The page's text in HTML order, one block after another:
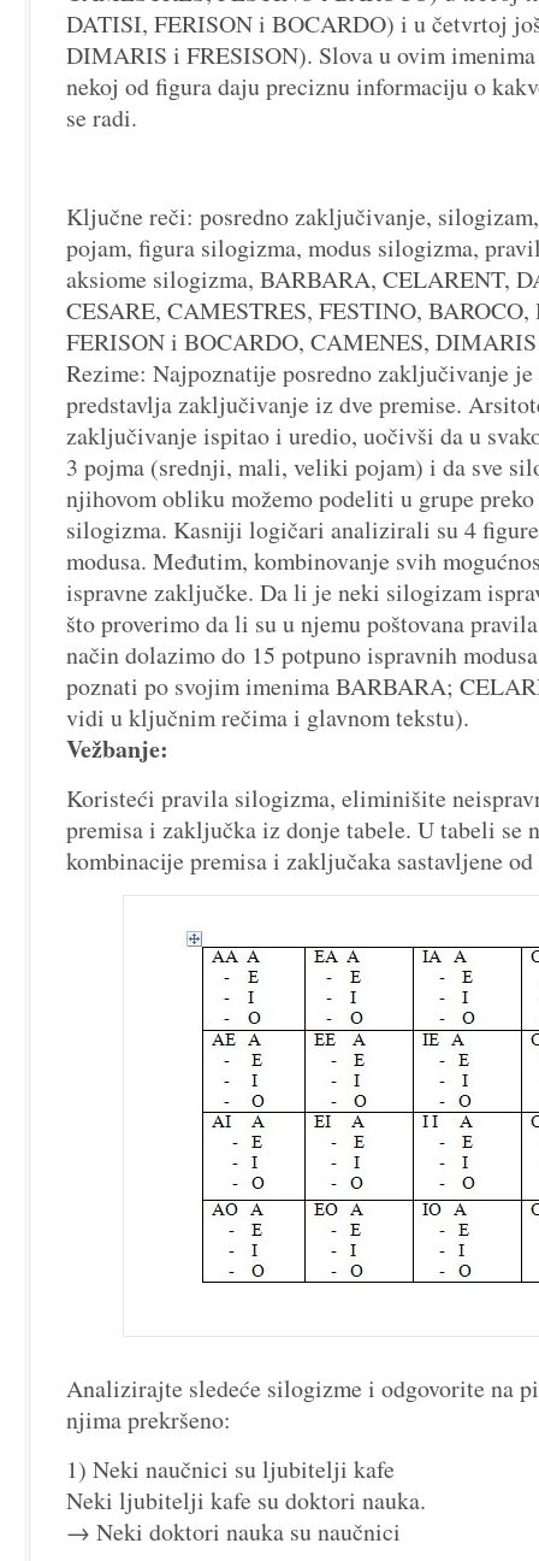
DATISI, FERISON i BOCARDO) i u četvrtoj
DIMARIS i FRESISON). Slova u ovim
nekoj od figura daju preciznu informaciju o
se radi.
Ključne reči: posredno zaključivanje,
pojam, figura silogizma, modus silogizma,
aksiome silogizma, BARBARA, CELARENT,
CESARE, CAMESTRES, FESTINO,
FERISON i BOCARDO, CAMENES,
Rezime: Najpoznatije posredno zaključivanje
predstavlja zaključivanje iz dve premise.
zaključivanje ispitao i uredio, uočivši da u
3 pojma (srednji, mali, veliki pojam) i da sve
njihovom obliku možemo podeliti u grupe
silogizma. Kasniji logičari analizirali su 4
modusa. Međutim, kombinovanje svih
ispravne zaključke. Da li je neki silogizam
što proverimo da li su u njemu poštovana
način dolazimo do 15 potpuno ispravnih
poznati po svojim imenima BARBARA;
vidi u ključnim rečima i glavnom tekstu).
Vežbanje:
Koristeći pravila silogizma, eliminišite
premisa i zaključka iz donje tabele. U tabeli se
kombinacije premisa i zaključaka sastavljene
Analizirajte sledeće silogizme i odgovorite na
njima prekršeno:
1) Neki naučnici su ljubitelji kafe
Neki ljubitelji kafe su doktori nauka.
→ Neki doktori nauka su naučnici